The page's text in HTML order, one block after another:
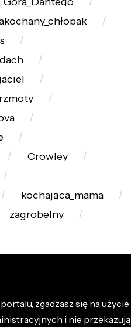
Crowley
kochająca_mama
zagrobelny
zgadzasz się na użycie
i nie przekazują